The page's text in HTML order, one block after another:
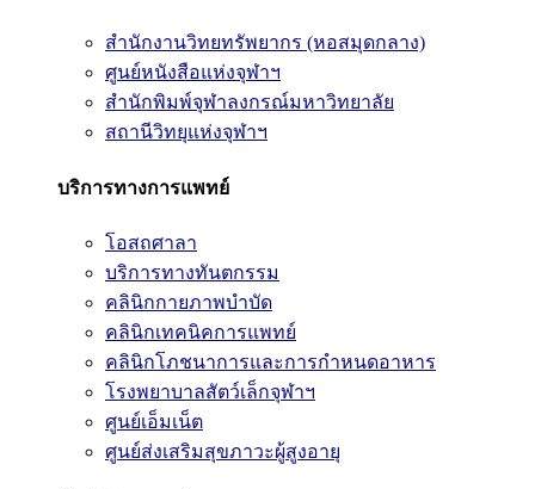
สำนักงานวิทยทรัพยากร (หอสมุดกลาง)
ศูนย์หนังสือแห่งจุฬาฯ
สำนักพิมพ์จุฬาลงกรณ์มหาวิทยาลัย
สถานีวิทยุแห่งจุฬาฯ
บริการทางการแพทย์
โอสถศาลา
บริการทางทันตกรรม
คลินิกกายภาพบำบัด
คลินิกเทคนิคการแพทย์
คลินิกโภชนาการและการกำหนดอาหาร
โรงพยาบาลสัตว์เล็กจุฬาฯ
ศูนย์เอ็มเน็ต
ศูนย์ส่งเสริมสุขภาวะผู้สูงอายุ